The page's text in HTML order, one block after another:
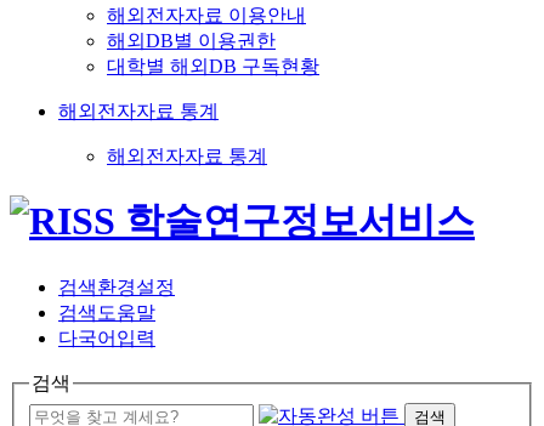
해외전자자료 이용안내
해외DB별 이용권한
대학별 해외DB 구독현황
해외전자자료 통계
해외전자자료 통계
검색환경설정
검색도움말
다국어입력
검색
검색